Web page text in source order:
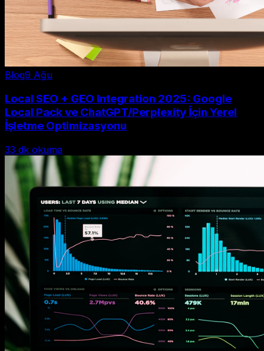
Blog9 Ağu
Local SEO + GEO Integration 2025: Google
Local Pack ve ChatGPT/Perplexity İçin Yerel
İşletme Optimizasyonu
33 dk okuma